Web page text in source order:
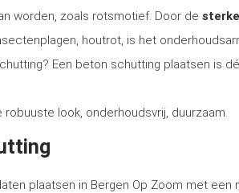
worden, zoals rotsmotief. Door de
houtrot, is het
Een beton schutting plaatsen is
robuuste look, onderhoudsvrij, duurzaam.
plaatsen in Bergen Op Zoom met een